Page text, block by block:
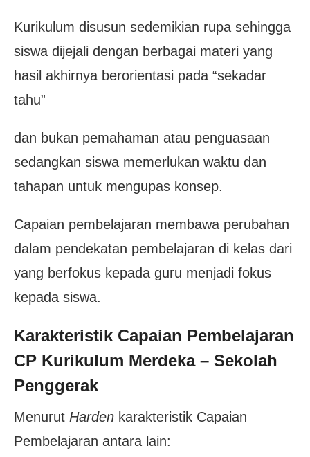
Kurikulum disusun sedemikian rupa sehingga
siswa dijejali dengan berbagai materi yang
hasil akhirnya berorientasi pada “sekadar
tahu”
dan bukan pemahaman atau penguasaan
sedangkan siswa memerlukan waktu dan
tahapan untuk mengupas konsep.
Capaian pembelajaran membawa perubahan
dalam pendekatan pembelajaran di kelas dari
yang berfokus kepada guru menjadi fokus
kepada siswa.
Karakteristik Capaian Pembelajaran
CP Kurikulum Merdeka – Sekolah
Penggerak
Menurut Harden karakteristik Capaian
Pembelajaran antara lain: